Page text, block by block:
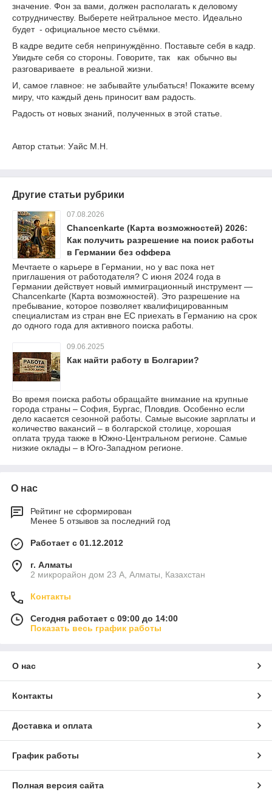
значение. Фон за вами, должен располагать к деловому
сотрудничеству. Выберете нейтральное место. Идеально
будет - официальное место съёмки.
В кадре ведите себя непринуждённо. Поставьте себя в кадр.
Увидьте себя со стороны. Говорите, так как обычно вы
разговариваете в реальной жизни.
И, самое главное: не забывайте улыбаться! Покажите всему
миру, что каждый день приносит вам радость.
Радость от новых знаний, полученных в этой статье.
Автор статьи: Уайс М.Н.
Другие статьи рубрики
07.08.2026
Chancenkarte (Карта возможностей) 2026:
Как получить разрешение на поиск работы
в Германии без оффера
Мечтаете о карьере в Германии, но у вас пока нет
приглашения от работодателя? С июня 2024 года в
Германии действует новый иммиграционный инструмент —
Chancenkarte (Карта возможностей). Это разрешение на
пребывание, которое позволяет квалифицированным
специалистам из стран вне ЕС приехать в Германию на срок
до одного года для активного поиска работы.
09.06.2025
Как найти работу в Болгарии?
Во время поиска работы обращайте внимание на крупные
города страны – София, Бургас, Пловдив. Особенно если
дело касается сезонной работы. Самые высокие зарплаты и
количество вакансий – в болгарской столице, хорошая
оплата труда также в Южно-Центральном регионе. Самые
низкие оклады – в Юго-Западном регионе.
О нас
Рейтинг не сформирован
Менее 5 отзывов за последний год
Работает с 01.12.2012
г. Алматы
2 микрорайон дом 23 А, Алматы, Казахстан
Контакты
Сегодня работает с 09:00 до 14:00
Показать весь график работы
О нас
Контакты
Доставка и оплата
График работы
Полная версия сайта